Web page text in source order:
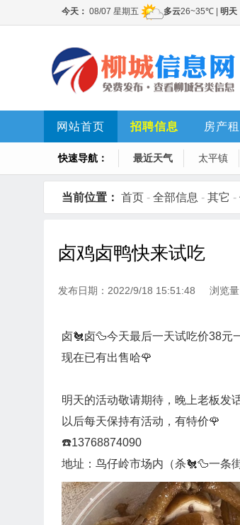
网站首页 招聘信息 房产
快速导航： 最近天气 太平镇
当前位置： 首页 - 全部信息 - 其它 -
卤鸡卤鸭快来试吃
发布日期：2022/9/18 15:51:48 浏览
卤🐔卤🦆今天最后一天试吃价38元
现在已有出售哈🌹
明天的活动敬请期待，晚上老板发
以后每天保持有活动，有特价🌹
☎️13768874090
地址：鸟仔岭市场内（杀🐔🦆一条